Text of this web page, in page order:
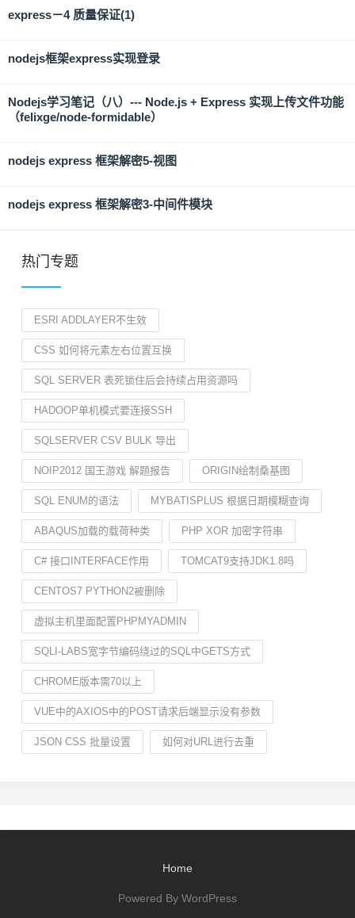
express－4 质量保证(1)
nodejs框架express实现登录
Nodejs学习笔记（八）--- Node.js + Express 实现上传文件功能
（felixge/node-formidable）
nodejs express 框架解密5-视图
nodejs express 框架解密3-中间件模块
热门专题
ESRI ADDLAYER不生效
CSS 如何将元素左右位置互换
SQL SERVER 表死锁住后会持续占用资源吗
HADOOP单机模式要连接SSH
SQLSERVER CSV BULK 导出
NOIP2012 国王游戏 解题报告 ORIGIN绘制桑基图
SQL ENUM的语法 MYBATISPLUS 根据日期模糊查询
ABAQUS加载的载荷种类 PHP XOR 加密字符串
C# 接口INTERFACE作用 TOMCAT9支持JDK1.8吗
CENTOS7 PYTHON2被删除
虚拟主机里面配置PHPMYADMIN
SQLI-LABS宽字节编码绕过的SQL中GETS方式
CHROME版本需70以上
VUE中的AXIOS中的POST请求后端显示没有参数
JSON CSS 批量设置 如何对URL进行去重
Home
Powered By WordPress